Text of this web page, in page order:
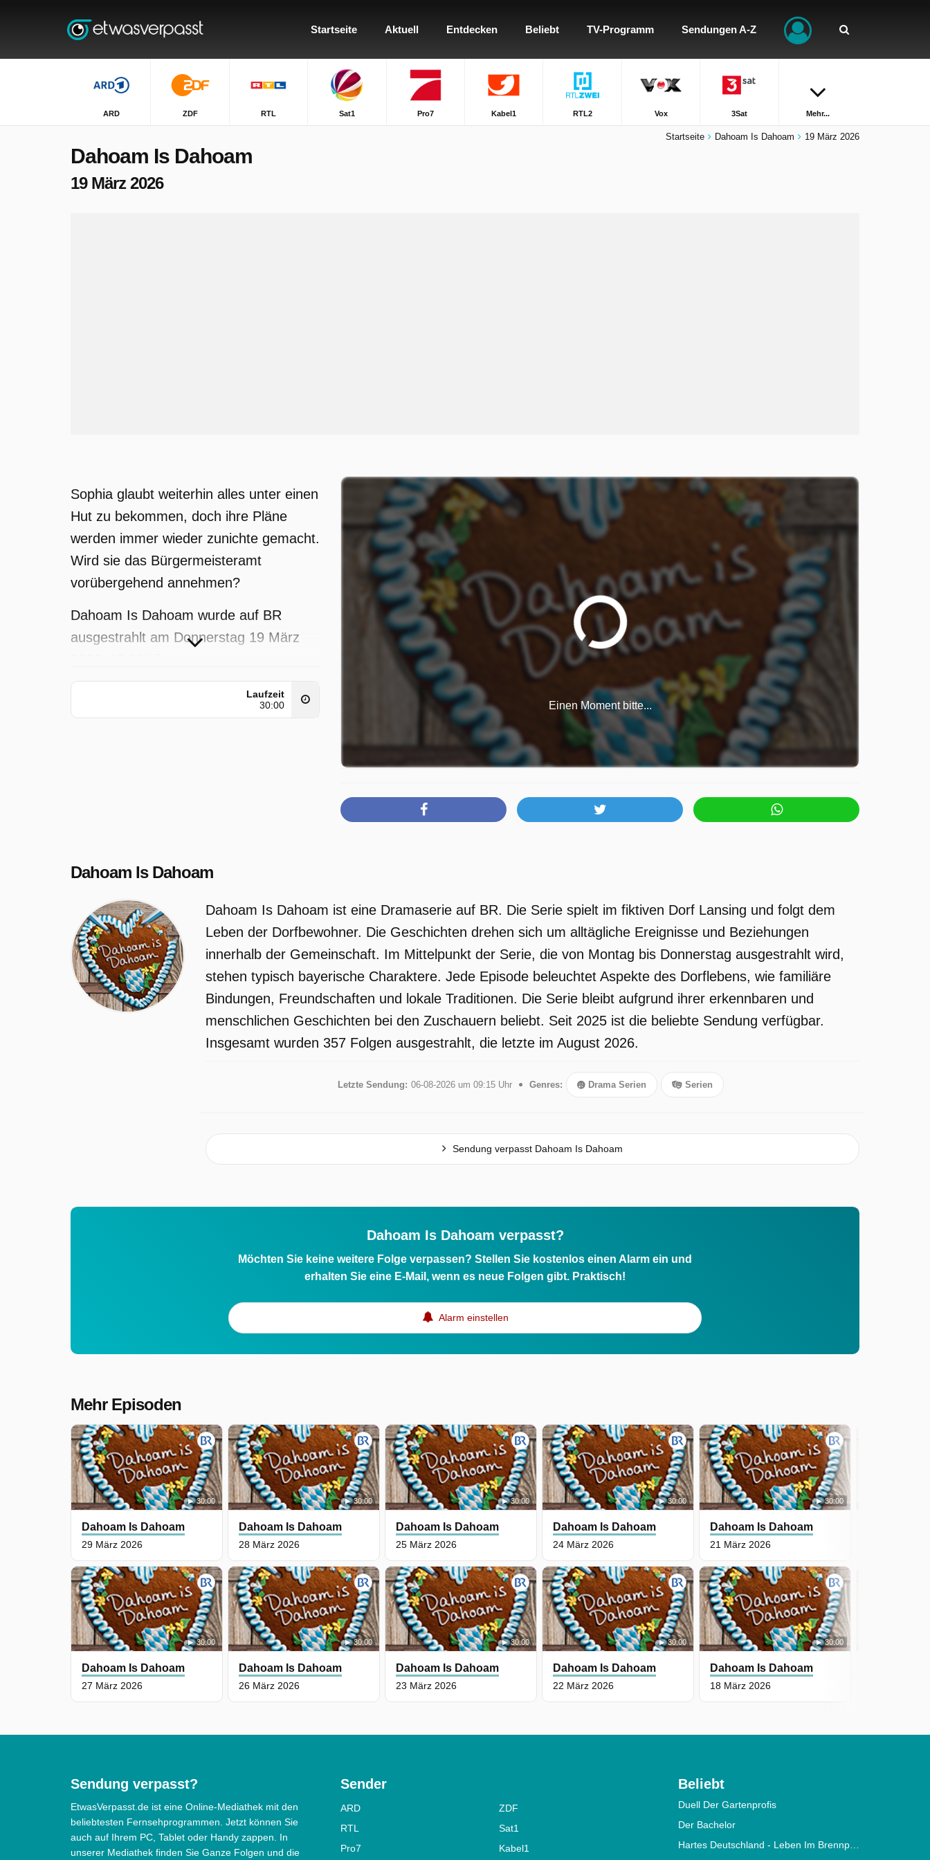
Startseite Aktuell Entdecken Beliebt TV-Programm Sendungen A-Z
ARD ZDF RTL Sat1 Pro7 Kabel1 RTL2 Vox 3Sat Mehr...
Startseite Dahoam Is Dahoam 19 März 2026
Dahoam Is Dahoam
19 März 2026
Sophia glaubt weiterhin alles unter einen
Hut zu bekommen, doch ihre Pläne
werden immer wieder zunichte gemacht.
Wird sie das Bürgermeisteramt
vorübergehend annehmen?
Dahoam Is Dahoam wurde auf BR
ausgestrahlt am Donnerstag 19 März
Laufzeit
30:00
Einen Moment bitte...
Dahoam Is Dahoam
Dahoam Is Dahoam ist eine Dramaserie auf BR. Die Serie spielt im fiktiven Dorf Lansing und folgt dem
Leben der Dorfbewohner. Die Geschichten drehen sich um alltägliche Ereignisse und Beziehungen
innerhalb der Gemeinschaft. Im Mittelpunkt der Serie, die von Montag bis Donnerstag ausgestrahlt wird,
stehen typisch bayerische Charaktere. Jede Episode beleuchtet Aspekte des Dorflebens, wie familiäre
Bindungen, Freundschaften und lokale Traditionen. Die Serie bleibt aufgrund ihrer erkennbaren und
menschlichen Geschichten bei den Zuschauern beliebt. Seit 2025 ist die beliebte Sendung verfügbar.
Insgesamt wurden 357 Folgen ausgestrahlt, die letzte im August 2026.
Letzte Sendung: 06-08-2026 um 09:15 Uhr Genres: Drama Serien Serien
Sendung verpasst Dahoam Is Dahoam
Dahoam Is Dahoam verpasst?
Möchten Sie keine weitere Folge verpassen? Stellen Sie kostenlos einen Alarm ein und
erhalten Sie eine E-Mail, wenn es neue Folgen gibt. Praktisch!
Alarm einstellen
Mehr Episoden
30:00
Dahoam Is Dahoam
29 März 2026
30:00
Dahoam Is Dahoam
28 März 2026
30:00
Dahoam Is Dahoam
27 März 2026
30:00
Dahoam Is Dahoam
26 März 2026
30:00
Dahoam Is Dahoam
25 März 2026
30:00
Dahoam Is Dahoam
24 März 2026
30:00
Dahoam Is Dahoam
23 März 2026
30:00
Dahoam Is Dahoam
22 März 2026
30:00
Dahoam Is Dahoam
21 März 2026
30:00
Dahoam Is Dahoam
18 März 2026
Sendung verpasst?
EtwasVerpasst.de ist eine Online-Mediathek mit den
beliebtesten Fernsehprogrammen. Jetzt können Sie
auch auf Ihrem PC, Tablet oder Handy zappen. In
unserer Mediathek finden Sie Ganze Folgen und die
Sender
ARD
ZDF
RTL
Sat1
Pro7
Kabel1
Beliebt
Duell Der Gartenprofis
Der Bachelor
Hartes Deutschland - Leben Im Brennpunkt